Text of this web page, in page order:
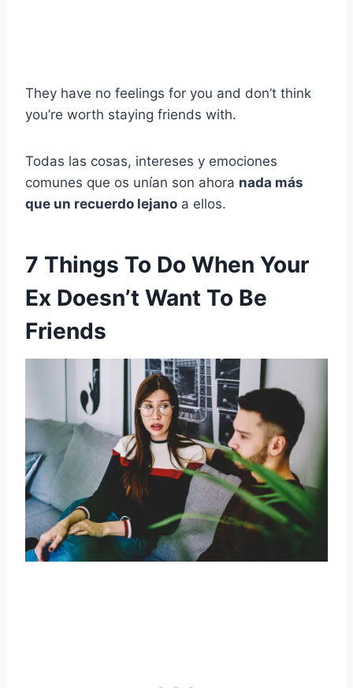
They have no feelings for you and don’t think
you’re worth staying friends with.
Todas las cosas, intereses y emociones
comunes que os unían son ahora nada más
que un recuerdo lejano a ellos.
7 Things To Do When Your
Ex Doesn’t Want To Be
Friends